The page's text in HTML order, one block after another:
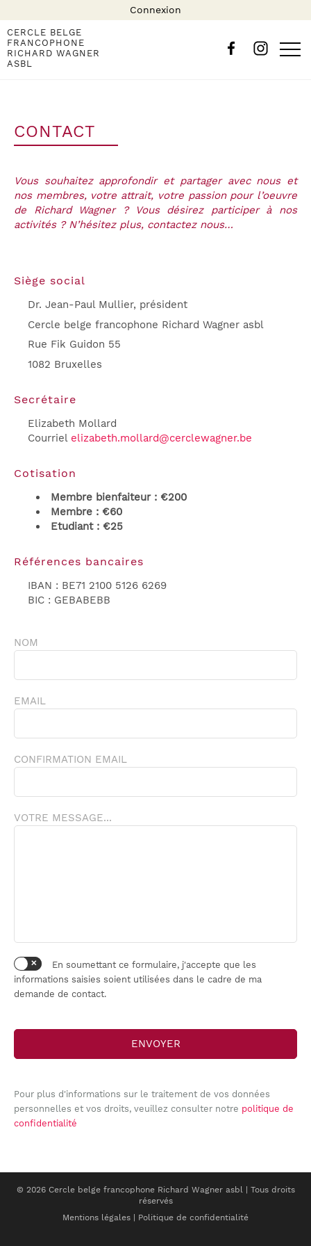
Connexion
CERCLE BELGE
FRANCOPHONE
RICHARD WAGNER
ASBL
CONTACT
Vous souhaitez approfondir et partager avec nous et
nos membres, votre attrait, votre passion pour l’oeuvre
de Richard Wagner ? Vous désirez participer à nos
activités ? N’hésitez plus, contactez nous…
Siège social
Dr. Jean-Paul Mullier, président
Cercle belge francophone Richard Wagner asbl
Rue Fik Guidon 55
1082 Bruxelles
Secrétaire
Elizabeth Mollard
Courriel elizabeth.mollard@cerclewagner.be
Cotisation
Membre bienfaiteur : €200
Membre : €60
Etudiant : €25
Références bancaires
IBAN : BE71 2100 5126 6269
BIC : GEBABEBB
NOM
EMAIL
CONFIRMATION EMAIL
VOTRE MESSAGE...
En soumettant ce formulaire, j'accepte que les
informations saisies soient utilisées dans le cadre de ma
demande de contact.
Pour plus d'informations sur le traitement de vos données
personnelles et vos droits, veuillez consulter notre politique de
confidentialité
© 2026 Cercle belge francophone Richard Wagner asbl | Tous droits
réservés
Mentions légales | Politique de confidentialité